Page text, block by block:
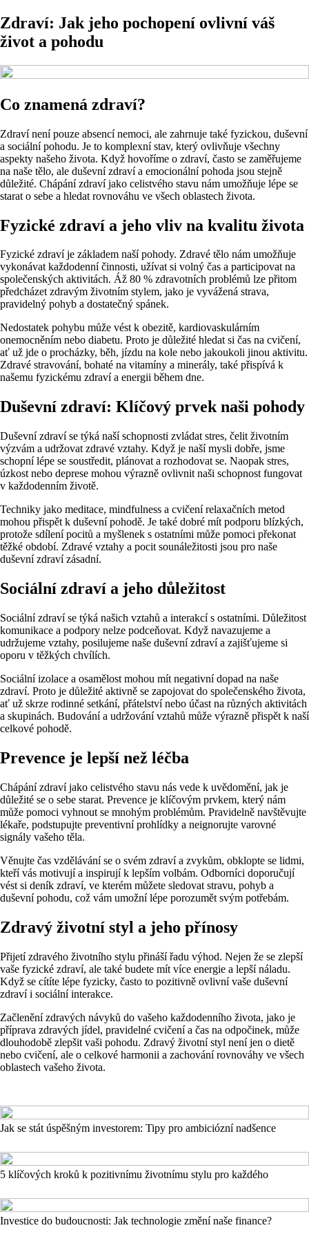
Zdraví: Jak jeho pochopení ovlivní váš
život a pohodu
Co znamená zdraví?
Zdraví není pouze absencí nemoci, ale zahrnuje také fyzickou, duševní
a sociální pohodu. Je to komplexní stav, který ovlivňuje všechny
aspekty našeho života. Když hovoříme o zdraví, často se zaměřujeme
na naše tělo, ale duševní zdraví a emocionální pohoda jsou stejně
důležité. Chápání zdraví jako celistvého stavu nám umožňuje lépe se
starat o sebe a hledat rovnováhu ve všech oblastech života.
Fyzické zdraví a jeho vliv na kvalitu života
Fyzické zdraví je základem naší pohody. Zdravé tělo nám umožňuje
vykonávat každodenní činnosti, užívat si volný čas a participovat na
společenských aktivitách. Áž 80 % zdravotních problémů lze přitom
předcházet zdravým životním stylem, jako je vyvážená strava,
pravidelný pohyb a dostatečný spánek.
Nedostatek pohybu může vést k obezitě, kardiovaskulárním
onemocněním nebo diabetu. Proto je důležité hledat si čas na cvičení,
ať už jde o procházky, běh, jízdu na kole nebo jakoukoli jinou aktivitu.
Zdravé stravování, bohaté na vitamíny a minerály, také přispívá k
našemu fyzickému zdraví a energii během dne.
Duševní zdraví: Klíčový prvek naši pohody
Duševní zdraví se týká naší schopnosti zvládat stres, čelit životním
výzvám a udržovat zdravé vztahy. Když je naší mysli dobře, jsme
schopní lépe se soustředit, plánovat a rozhodovat se. Naopak stres,
úzkost nebo deprese mohou výrazně ovlivnit naši schopnost fungovat
v každodenním životě.
Techniky jako meditace, mindfulness a cvičení relaxačních metod
mohou přispět k duševní pohodě. Je také dobré mít podporu blízkých,
protože sdílení pocitů a myšlenek s ostatními může pomoci překonat
těžké období. Zdravé vztahy a pocit sounáležitosti jsou pro naše
duševní zdraví zásadní.
Sociální zdraví a jeho důležitost
Sociální zdraví se týká našich vztahů a interakcí s ostatními. Důležitost
komunikace a podpory nelze podceňovat. Když navazujeme a
udržujeme vztahy, posilujeme naše duševní zdraví a zajišťujeme si
oporu v těžkých chvílích.
Sociální izolace a osamělost mohou mít negativní dopad na naše
zdraví. Proto je důležité aktivně se zapojovat do společenského života,
ať už skrze rodinné setkání, přátelství nebo účast na různých aktivitách
a skupinách. Budování a udržování vztahů může výrazně přispět k naší
celkové pohodě.
Prevence je lepší než léčba
Chápání zdraví jako celistvého stavu nás vede k uvědomění, jak je
důležité se o sebe starat. Prevence je klíčovým prvkem, který nám
může pomoci vyhnout se mnohým problémům. Pravidelně navštěvujte
lékaře, podstupujte preventivní prohlídky a neignorujte varovné
signály vašeho těla.
Věnujte čas vzdělávání se o svém zdraví a zvykům, obklopte se lidmi,
kteří vás motivují a inspirují k lepším volbám. Odborníci doporučují
vést si deník zdraví, ve kterém můžete sledovat stravu, pohyb a
duševní pohodu, což vám umožní lépe porozumět svým potřebám.
Zdravý životní styl a jeho přínosy
Přijetí zdravého životního stylu přináší řadu výhod. Nejen že se zlepší
vaše fyzické zdraví, ale také budete mít více energie a lepší náladu.
Když se cítíte lépe fyzicky, často to pozitivně ovlivní vaše duševní
zdraví i sociální interakce.
Začlenění zdravých návyků do vašeho každodenního života, jako je
příprava zdravých jídel, pravidelné cvičení a čas na odpočinek, může
dlouhodobě zlepšit vaši pohodu. Zdravý životní styl není jen o dietě
nebo cvičení, ale o celkové harmonii a zachování rovnováhy ve všech
oblastech vašeho života.
Jak se stát úspěšným investorem: Tipy pro ambiciózní nadšence
5 klíčových kroků k pozitivnímu životnímu stylu pro každého
Investice do budoucnosti: Jak technologie změní naše finance?